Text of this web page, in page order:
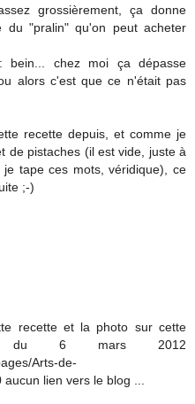
grossièrement, ça donne
du "pralin" qu'on peut acheter
bein... chez moi ça dépasse
alors c'est que ce n'était pas
recette depuis, et comme je
de pistaches (il est vide, juste à
tape ces mots, véridique), ce
;-)
recette et la photo sur cette
du 6 mars 2012
Arts-de-
lien vers le blog ...